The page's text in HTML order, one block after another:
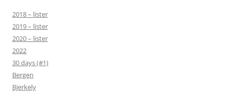
2018 – lister
2019 – lister
2020 – lister
2022
30 days (#1)
Bergen
Bjerkely